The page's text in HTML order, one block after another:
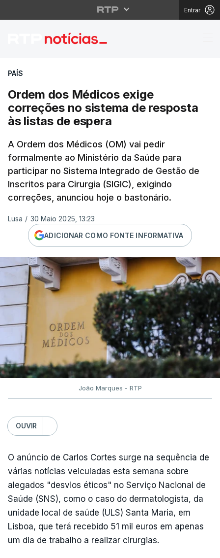
Entrar
Ordem dos Médicos
PAÍS
Ordem dos Médicos exige
correções no sistema de resposta
às listas de espera
A Ordem dos Médicos (OM) vai pedir
formalmente ao Ministério da Saúde para
participar no Sistema Integrado de Gestão de
Inscritos para Cirurgia (SIGIC), exigindo
correções, anunciou hoje o bastonário.
Lusa / 30 Maio 2025, 13:23
ADICIONAR COMO FONTE INFORMATIVA
João Marques - RTP
OUVIR
O anúncio de Carlos Cortes surge na sequência de
várias notícias veiculadas esta semana sobre
alegados "desvios éticos" no Serviço Nacional de
Saúde (SNS), como o caso do dermatologista, da
unidade local de saúde (ULS) Santa Maria, em
Lisboa, que terá recebido 51 mil euros em apenas
um dia de trabalho a realizar cirurgias.